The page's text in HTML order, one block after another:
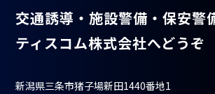
交通誘導・施設警備・保安警
ティスコム株式会社へどうぞ
新潟県三条市猪子場新田1440番地1